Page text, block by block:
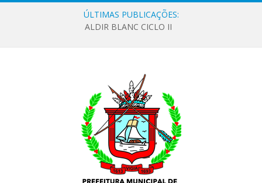
ÚLTIMAS PUBLICAÇÕES:
ALDIR BLANC CICLO II